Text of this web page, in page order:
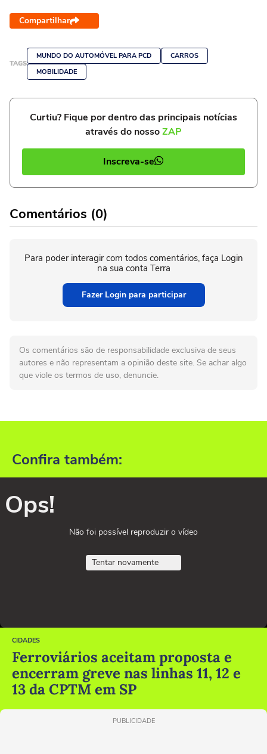
Compartilhar
TAGS
MUNDO DO AUTOMÓVEL PARA PCD
CARROS
MOBILIDADE
Curtiu? Fique por dentro das principais notícias
através do nossoZAP
Inscreva-se
Comentários (0)
Para poder interagir com todos comentários, faça Login
na sua conta Terra
Fazer Login para participar
Os comentários são de responsabilidade exclusiva de seus
autores e não representam a opinião deste site. Se achar algo
que viole os termos de uso, denuncie.
Confira também:
Ops!
Não foi possível reproduzir o vídeo
Tentar novamente
CIDADES
Ferroviários aceitam proposta e
encerram greve nas linhas 11, 12 e
13 da CPTM em SP
PUBLICIDADE